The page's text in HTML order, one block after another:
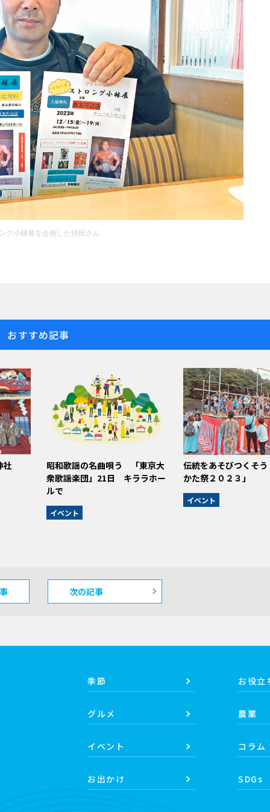
グ小林展を企画した持田さん
おすすめ記事
社
昭和歌謡の名曲唄う 「東京大
衆歌謡楽団」21日 キララホー
ルで
イベント
伝統をあそびつくそ
かた祭２０２３」
イベント
次の記事
季節
グルメ
イベント
お出かけ
お役立
農業
コラム
SDGs